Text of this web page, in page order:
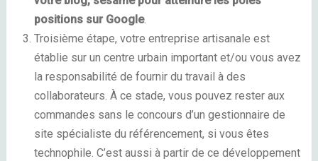
positions sur Google.
Troisième étape, votre entreprise artisanale est
établie sur un centre urbain important et/ou vous avez
la responsabilité de fournir du travail à des
collaborateurs. À ce stade, vous pouvez rester aux
commandes sans le concours d’un gestionnaire de
site spécialiste du référencement, si vous êtes
technophile. C’est aussi à partir de ce développement